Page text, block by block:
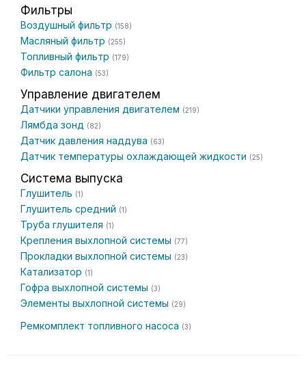
Фильтры
Воздушный фильтр (158)
Масляный фильтр (255)
Топливный фильтр (179)
Фильтр салона (53)
Управление двигателем
Датчики управления двигателем (219)
Лямбда зонд (82)
Датчик давления наддува (63)
Датчик температуры охлаждающей жидкости (25)
Система выпуска
Глушитель (1)
Глушитель средний (1)
Труба глушителя (1)
Крепления выхлопной системы (77)
Прокладки выхлопной системы (23)
Катализатор (1)
Гофра выхлопной системы (3)
Элементы выхлопной системы (29)
Ремкомплект топливного насоса (3)